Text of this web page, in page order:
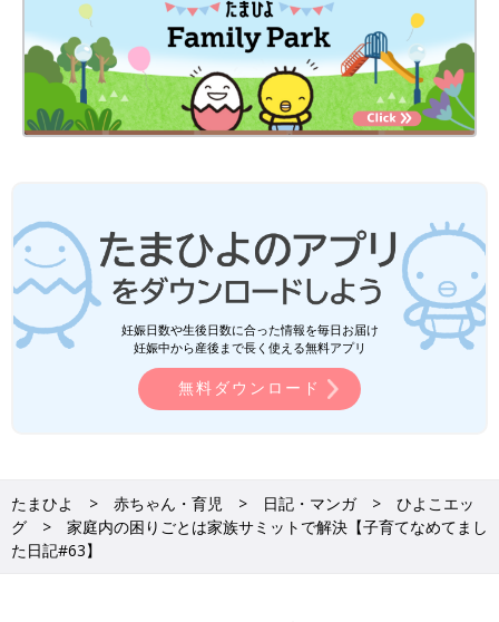
妊娠日数や生後日数に合った情報を毎日お届け
妊娠中から産後まで長く使える無料アプリ
無料ダウンロード
たまひよ 赤ちゃん・育児 日記・マンガ
ひよこエッ
グ
家庭内の困りごとは家族サミットで解決【子育てなめてまし
た日記#63】